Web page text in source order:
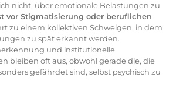
nicht, über emotionale Belastungen zu
vor Stigmatisierung oder beruflichen
zu einem kollektiven Schweigen, in dem
zu spät erkannt werden.
und institutionelle
bleiben oft aus, obwohl gerade die, die
gefährdet sind, selbst psychisch zu